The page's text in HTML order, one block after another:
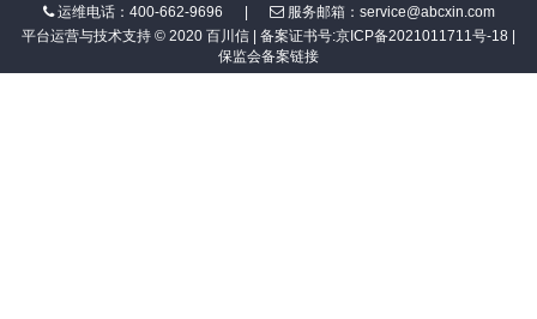
运维电话：400-662-9696
服务邮箱：service@abcxin.com
平台运营与技术支持 © 2020 百川信 | 备案证书号:京ICP备2021011711号-18
保监会备案链接